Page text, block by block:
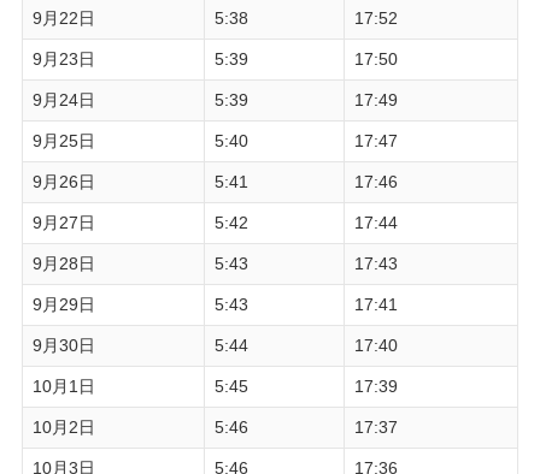
9月22日 5:38 17:52
9月23日 5:39 17:50
9月24日 5:39 17:49
9月25日 5:40 17:47
9月26日 5:41 17:46
9月27日 5:42 17:44
9月28日 5:43 17:43
9月29日 5:43 17:41
9月30日 5:44 17:40
10月1日 5:45 17:39
10月2日 5:46 17:37
10月3日 5:46 17:36